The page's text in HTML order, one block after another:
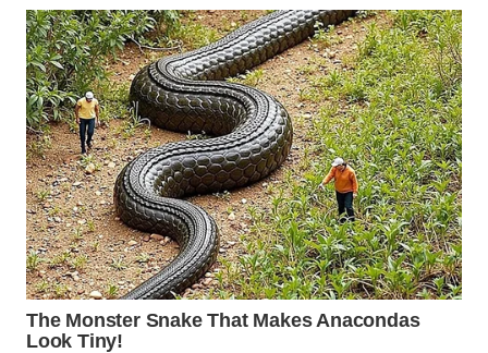
WN
INDRAMAYU
WN
KUNINGAN
WN
MAJALENGKA
WN
SUBANG
WN